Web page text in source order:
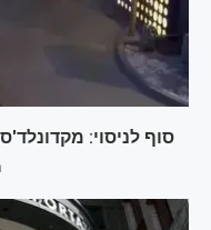
סוף לניסוי: